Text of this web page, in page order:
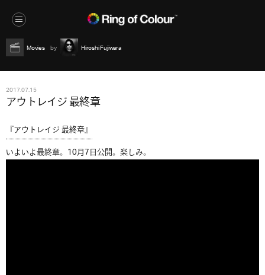
Movies Hiroshi Fujiwara
2017.07.15
アウトレイジ 最終章
『アウトレイジ 最終章』
いよいよ最終章。10月7日公開。楽しみ。